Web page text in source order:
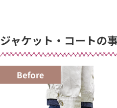
ジャケット・コートの
Before